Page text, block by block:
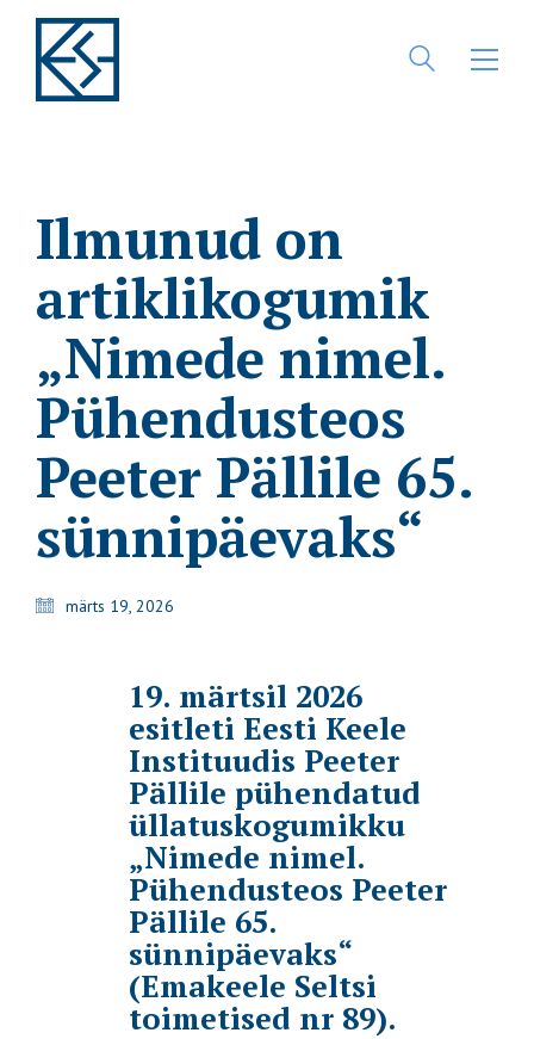
Ilmunud on
artiklikogumik
„Nimede nimel.
Pühendusteos
Peeter Pällile 65.
sünnipäevaks“
märts 19, 2026
19. märtsil 2026
esitleti Eesti Keele
Instituudis Peeter
Pällile pühendatud
üllatuskogumikku
„Nimede nimel.
Pühendusteos Peeter
Pällile 65.
sünnipäevaks“
(Emakeele Seltsi
toimetised nr 89).